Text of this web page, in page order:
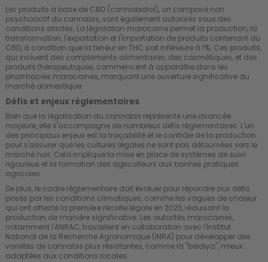
Les produits à base de CBD (cannabidiol), un composé non
psychoactif du cannabis, sont également autorisés sous des
conditions strictes. La législation marocaine permet la production, la
transformation, l'exportation et l'importation de produits contenant du
CBD, à condition que la teneur en THC soit inférieure à 1%. Ces produits,
qui incluent des compléments alimentaires, des cosmétiques, et des
produits thérapeutiques, commencent à apparaître dans les
pharmacies marocaines, marquant une ouverture significative du
marché domestique.
Défis et enjeux réglementaires
Bien que la légalisation du cannabis représente une avancée
majeure, elle s'accompagne de nombreux défis réglementaires. L'un
des principaux enjeux est la traçabilité et le contrôle de la production
pour s'assurer que les cultures légales ne sont pas détournées vers le
marché noir. Cela implique la mise en place de systèmes de suivi
rigoureux et la formation des agriculteurs aux bonnes pratiques
agricoles.
De plus, le cadre réglementaire doit évoluer pour répondre aux défis
posés par les conditions climatiques, comme les vagues de chaleur
qui ont affecté la première récolte légale en 2023, réduisant la
production de manière significative. Les autorités marocaines,
notamment l'ANRAC, travaillent en collaboration avec l'Institut
National de la Recherche Agronomique (INRA) pour développer des
variétés de cannabis plus résistantes, comme la "beldiya", mieux
adaptées aux conditions locales.